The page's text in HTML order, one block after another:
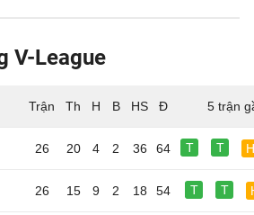
V-League
5 trận
26 20 4 2 36 64 T T H
26 15 9 2 18 54 T T